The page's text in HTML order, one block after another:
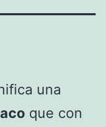
una
que con